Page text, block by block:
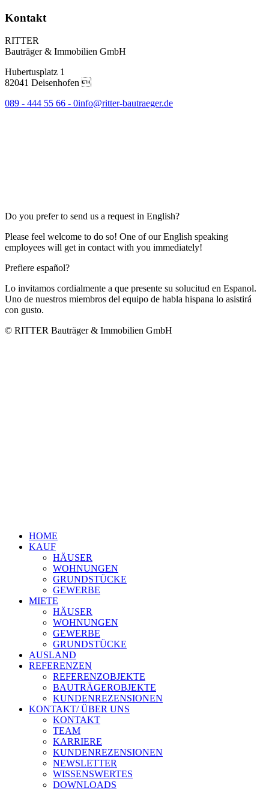
Kontakt
RITTER
Bauträger & Immobilien GmbH
Hubertusplatz 1
82041 Deisenhofen 
089 - 444 55 66 - 0info@ritter-bautraeger.de
Do you prefer to send us a request in English?
Please feel welcome to do so! One of our English speaking
employees will get in contact with you immediately!
Prefiere español?
Lo invitamos cordialmente a que presente su solucitud en Espanol.
Uno de nuestros miembros del equipo de habla hispana lo asistirá
con gusto.
© RITTER Bauträger & Immobilien GmbH
HOME
KAUF
HÄUSER
WOHNUNGEN
GRUNDSTÜCKE
GEWERBE
MIETE
HÄUSER
WOHNUNGEN
GEWERBE
GRUNDSTÜCKE
AUSLAND
REFERENZEN
REFERENZOBJEKTE
BAUTRÄGEROBJEKTE
KUNDENREZENSIONEN
KONTAKT/ ÜBER UNS
KONTAKT
TEAM
KARRIERE
KUNDENREZENSIONEN
NEWSLETTER
WISSENSWERTES
DOWNLOADS